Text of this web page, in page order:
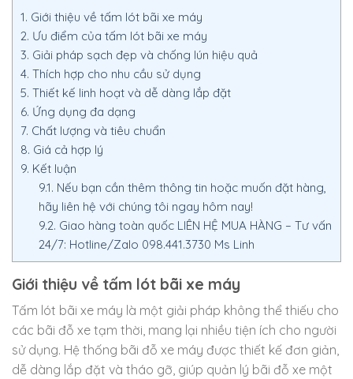
1. Giới thiệu về tấm lót bãi xe máy
2. Ưu điểm của tấm lót bãi xe máy
3. Giải pháp sạch đẹp và chống lún hiệu quả
4. Thích hợp cho nhu cầu sử dụng
5. Thiết kế linh hoạt và dễ dàng lắp đặt
6. Ứng dụng đa dạng
7. Chất lượng và tiêu chuẩn
8. Giá cả hợp lý
9. Kết luận
9.1. Nếu bạn cần thêm thông tin hoặc muốn đặt hàng,
hãy liên hệ với chúng tôi ngay hôm nay!
9.2. Giao hàng toàn quốc LIÊN HỆ MUA HÀNG – Tư vấn
24/7: Hotline/Zalo 098.441.3730 Ms Linh
Giới thiệu về tấm lót bãi xe máy
Tấm lót bãi xe máy là một giải pháp không thể thiếu cho
các bãi đỗ xe tạm thời, mang lại nhiều tiện ích cho người
sử dụng. Hệ thống bãi đỗ xe máy được thiết kế đơn giản,
dễ dàng lắp đặt và tháo gỡ, giúp quản lý bãi đỗ xe một